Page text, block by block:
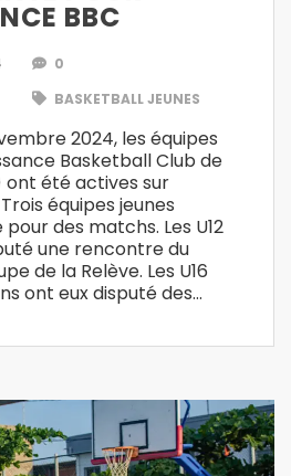
BBC
0
BASKETBALL JEUNES
2024, les équipes
Basketball Club de
ont été actives sur
équipes jeunes
des matchs. Les U12
une rencontre du
de la Relève. Les U16
ont eux disputé des…